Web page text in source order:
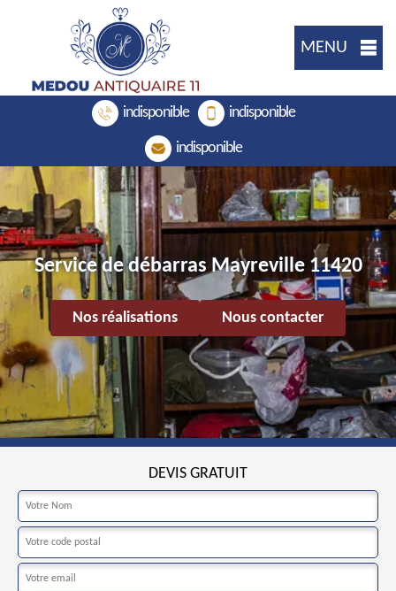
MENU
indisponible indisponible
indisponible
Service de débarras Mayreville 11420
Nos réalisations Nous contacter
DEVIS GRATUIT